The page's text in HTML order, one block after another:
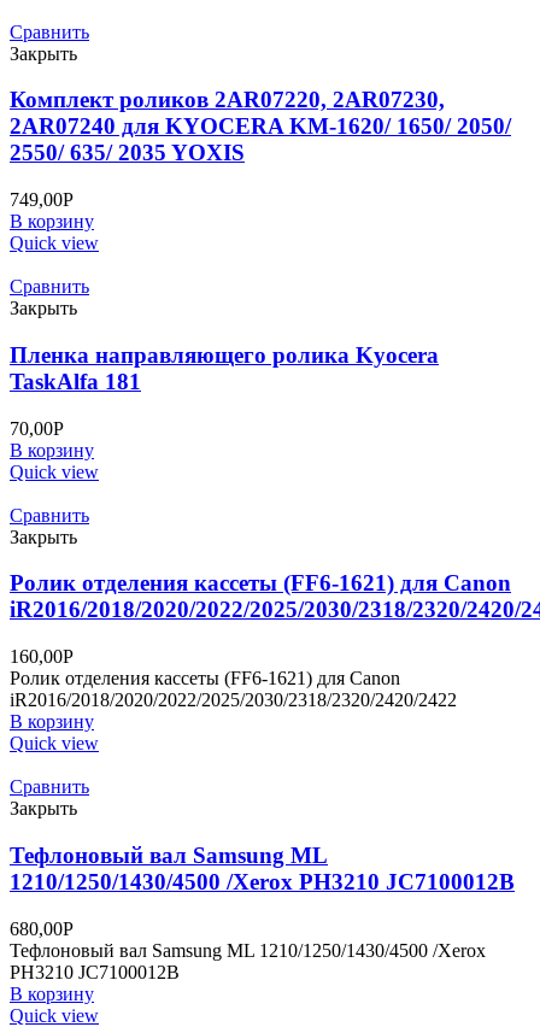
Сравнить
Закрыть
Комплект роликов 2AR07220, 2AR07230,
2AR07240 для KYOCERA KM-1620/ 1650/ 2050/
2550/ 635/ 2035 YOXIS
749,00Р
В корзину
Quick view
Сравнить
Закрыть
Пленка направляющего ролика Kyocera
TaskAlfa 181
70,00Р
В корзину
Quick view
Сравнить
Закрыть
Ролик отделения кассеты (FF6-1621) для Canon
iR2016/2018/2020/2022/2025/2030/2318/2320/2420/
160,00Р
Ролик отделения кассеты (FF6-1621) для Canon
iR2016/2018/2020/2022/2025/2030/2318/2320/2420/2422
В корзину
Quick view
Сравнить
Закрыть
Тефлоновый вал Samsung ML
1210/1250/1430/4500 /Xerox PH3210 JC7100012B
680,00Р
Тефлоновый вал Samsung ML 1210/1250/1430/4500 /Xerox
PH3210 JC7100012B
В корзину
Quick view